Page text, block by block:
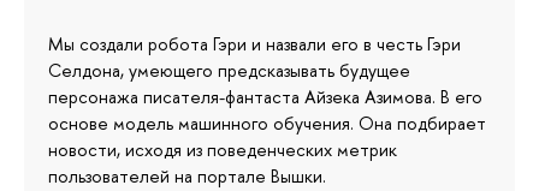
Мы создали робота Гэри и назвали его в честь Гэри
Селдона, умеющего предсказывать будущее
персонажа писателя-фантаста Айзека Азимова. В его
основе модель машинного обучения. Она подбирает
новости, исходя из поведенческих метрик
пользователей на портале Вышки.